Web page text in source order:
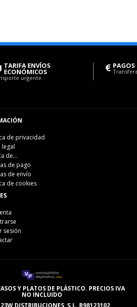
TARIFA ENVÍOS
ECONÓMICOS
urgente
PAGOS
de privacidad
legal
de...
de pago
de envío
de cookies
sesión
Y PLATOS DE PLÁSTICO. PRECIOS IVA
NO INCLUIDO
DISTRIBUCIONES, S.L. B98123102